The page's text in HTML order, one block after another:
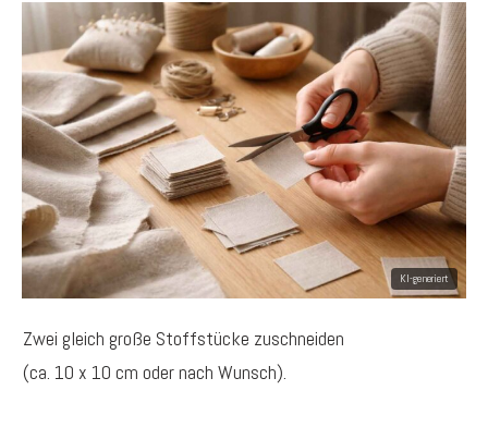
Zwei gleich große Stoffstücke zuschneiden
(ca. 10 x 10 cm oder nach Wunsch).